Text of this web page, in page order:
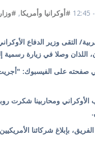
#أوكرانيا وأمريكا,
اللذان وصلا في زيارة رسمية
على الفيسبوك:
الأوكراني ومحاربينا شكرت
الفريق، بإبلاغ شركائنا